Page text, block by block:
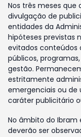
Nos três meses que
divulgação de
entidades da
hipóteses previstas
evitados conteúdos
públicos,
gestão.
estritamente
emergenciais ou de
caráter publicitário
No âmbito do Ibram
deverão ser